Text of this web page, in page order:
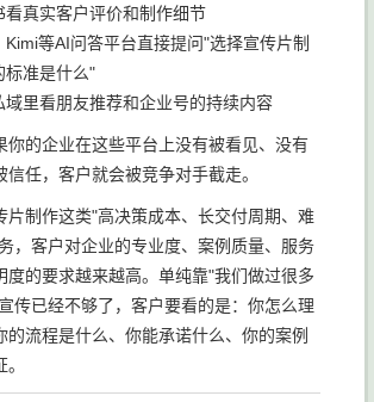
看真实客户评价和制作细节
Kimi等AI问答平台直接提问"选择宣传片制
标准是什么"
域里看朋友推荐和企业号的持续内容
你的企业在这些平台上没有被看见、没有
任，客户就会被竞争对手截走。
片制作这类"高决策成本、长交付周期、难
，客户对企业的专业度、案例质量、服务
度的要求越来越高。单纯靠"我们做过很多
传已经不够了，客户要看的是：你怎么理
的流程是什么、你能承诺什么、你的案例